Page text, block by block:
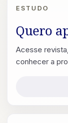
ESTUDO
Quero
Acesse
conhecer a